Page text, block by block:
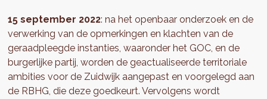
15 september 2022: na het openbaar onderzoek en de
verwerking van de opmerkingen en klachten van de
geraadpleegde instanties, waaronder het GOC, en de
burgerlijke partij, worden de geactualiseerde territoriale
ambities voor de Zuidwijk aangepast en voorgelegd aan
de RBHG, die deze goedkeurt. Vervolgens wordt